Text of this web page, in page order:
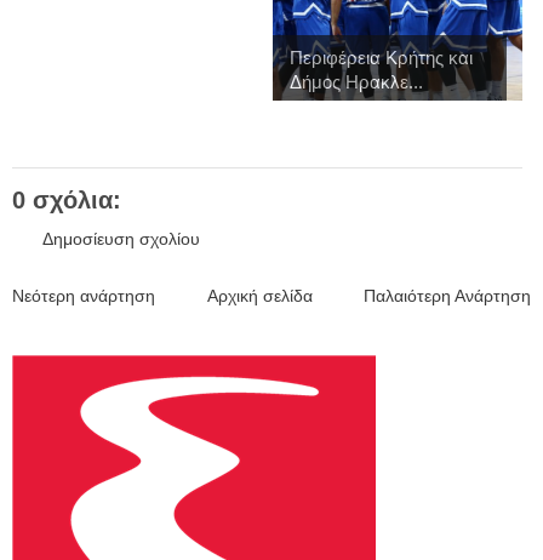
Περιφέρεια Κρήτης και
Δήμος Ηρακλε...
0 σχόλια:
Δημοσίευση σχολίου
Νεότερη ανάρτηση Παλαιότερη Ανάρτηση
Αρχική σελίδα